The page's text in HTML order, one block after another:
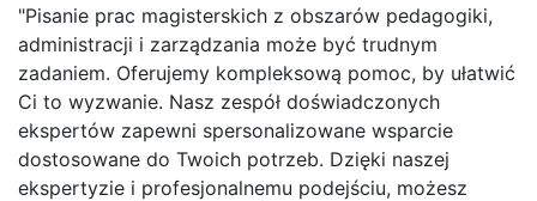
"Pisanie prac magisterskich z obszarów pedagogiki,
administracji i zarządzania może być trudnym
zadaniem. Oferujemy kompleksową pomoc, by ułatwić
Ci to wyzwanie. Nasz zespół doświadczonych
ekspertów zapewni spersonalizowane wsparcie
dostosowane do Twoich potrzeb. Dzięki naszej
ekspertyzie i profesjonalnemu podejściu, możesz